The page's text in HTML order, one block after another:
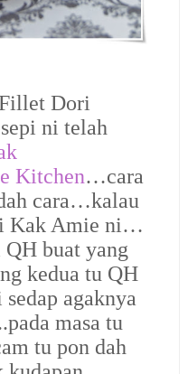
Dori
ni telah
Kitchen…cara
cara…kalau
Kak Amie ni…
buat yang
kedua tu QH
agaknya
masa tu
tu pon dah